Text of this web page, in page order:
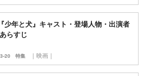
少年と犬』キャスト・登場人物・出演者
らすじ
20 特集 ｜映画｜